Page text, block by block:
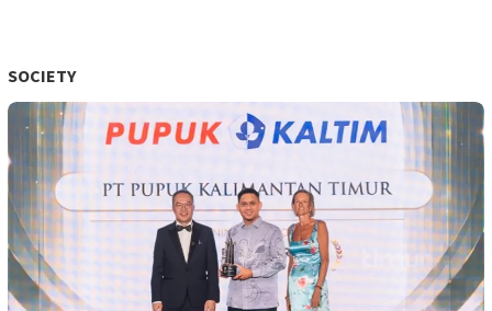
SOCIETY